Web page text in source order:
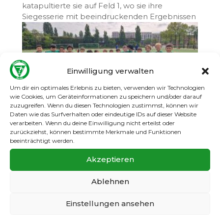
Einwilligung verwalten
Um dir ein optimales Erlebnis zu bieten, verwenden wir Technologien
wie Cookies, um Geräteinformationen zu speichern und/oder darauf
zuzugreifen. Wenn du diesen Technologien zustimmst, können wir
Daten wie das Surfverhalten oder eindeutige IDs auf dieser Website
verarbeiten. Wenn du deine Einwilligung nicht erteilst oder
zurückziehst, können bestimmte Merkmale und Funktionen
beeinträchtigt werden.
Akzeptieren
Ablehnen
Einstellungen ansehen
katapultierte sie auf Feld 1, wo sie ihre
Siegesserie mitbeeindruckenden Ergebnissen
von 3:1, 4:1 und einem dominanten 6:0
fortsetzten! Erst im vorletzten Spiel wurde ihr
Lauf gestoppt, als sie eine 1:3-Niederlage
gegen Tiergarten I einstecken mussten.
Dennoch beendeten sie das Turnier
freundschaftlich gegen Gatow IV.
E3 mit dem bisher stärksten Auftritt!
Unsere E3-Mannschaft (Kinderfußball IV)
zeigte wirklich ihre bisher stärkste Leistung!